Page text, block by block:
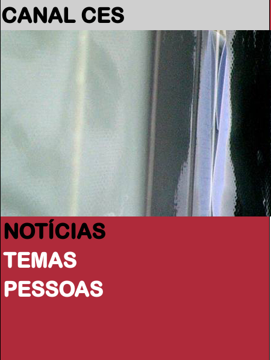
CANAL CES
NOTÍCIAS
TEMAS
PESSOAS